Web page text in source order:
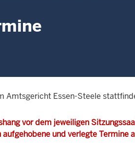
Amtsgericht Essen-Steele
vor dem jeweiligen
und verlegte Termine